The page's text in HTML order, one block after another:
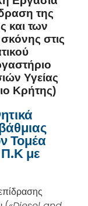
της
και των
στις
Υγείας
Κρήτης)
Τομέα
Π.Κ με